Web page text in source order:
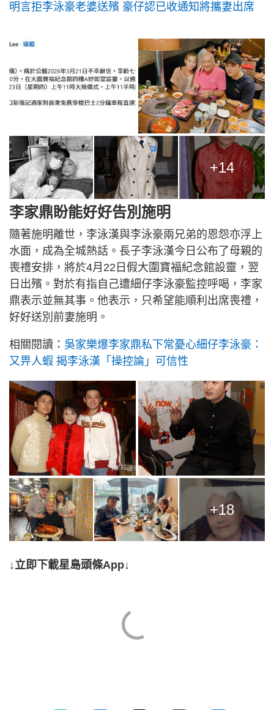
明言拒李泳豪老婆送殯 豪仔認已收通知將攜妻出席
+14
李家鼎盼能好好告別施明
隨著施明離世，李泳漢與李泳豪兩兄弟的恩怨亦浮上
水面，成為全城熱話。長子李泳漢今日公布了母親的
喪禮安排，將於4月22日假大圍寶福紀念館設靈，翌
日出殯。對於有指自己遭細仔李泳豪監控呼喝，李家
鼎表示並無其事。他表示，只希望能順利出席喪禮，
好好送別前妻施明。
相關閱讀： 吳家樂爆李家鼎私下常憂心細仔李泳豪：
又畀人蝦 揭李泳漢「操控論」可信性
+18
↓立即下載星島頭條App↓